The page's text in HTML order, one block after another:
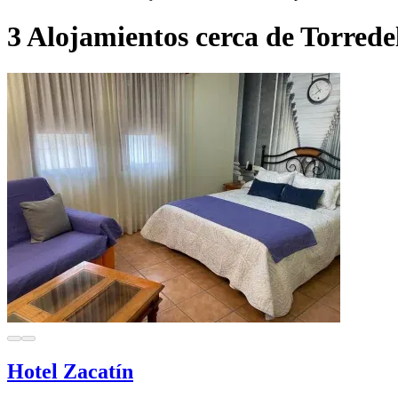
3 Alojamientos cerca de
Hotel Zacatín